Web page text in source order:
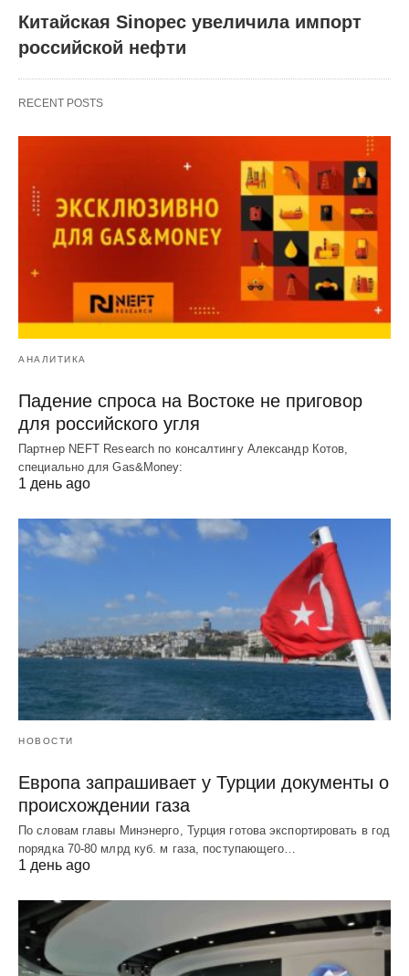
Китайская Sinopec увеличила импорт
российской нефти
RECENT POSTS
АНАЛИТИКА
Падение спроса на Востоке не приговор
для российского угля
Партнер NEFT Research по консалтингу Александр Котов,
специально для Gas&Money:
1 день ago
НОВОСТИ
Европа запрашивает у Турции документы о
происхождении газа
По словам главы Минэнерго, Турция готова экспортировать в год
порядка 70-80 млрд куб. м газа, поступающего…
1 день ago